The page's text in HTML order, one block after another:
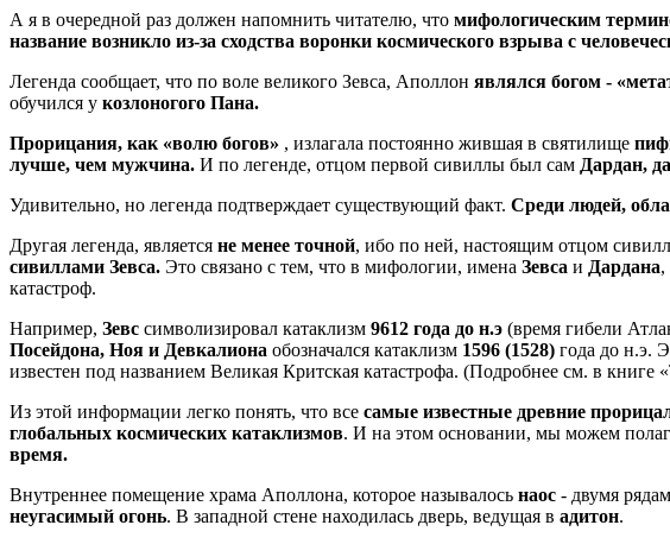
А я в очередной раз должен напомнить читателю, что мифологическим
название возникло из-за сходства воронки космического взрыва с
Легенда сообщает, что по воле великого Зевса, Аполлон являлся богом -
обучился у козлоногого Пана.
Прорицания, как «волю богов» , излагала постоянно жившая в святилище
лучше, чем мужчина. И по легенде, отцом первой сивиллы был сам Дардан,
Удивительно, но легенда подтверждает существующий факт. Среди людей,
Другая легенда, является не менее точной, ибо по ней, настоящим отцом
сивиллами Зевса. Это связано с тем, что в мифологии, имена Зевса и Дардана,
катастроф.
Например, Зевс символизировал катаклизм 9612 года до н.э (время гибели
Посейдона, Ноя и Девкалиона обозначался катаклизм 1596 (1528) года до н.э.
известен под названием Великая Критская катастрофа. (Подробнее см. в книге
Из этой информации легко понять, что все самые известные древние
глобальных космических катаклизмов. И на этом основании, мы можем
время.
Внутреннее помещение храма Аполлона, которое называлось наос - двумя
неугасимый огонь. В западной стене находилась дверь, ведущая в адитон.